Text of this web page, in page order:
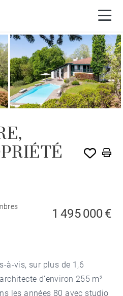
1 495 000 €
à-vis, sur plus de 1,6
d’environ 255 m²
les années 80 avec studio